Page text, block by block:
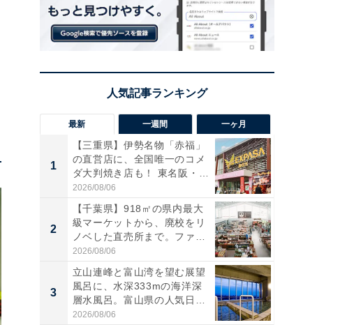
最新 一週間 一ヶ月
1
【三重県】伊勢名物「赤福」
の直営店に、全国唯一のコメ
ダ大判焼き店も！ 東名阪・
伊...
2026/08/06
2
【千葉県】918㎡の県内最大
級マーケットから、廃校をリ
ノベした直売所まで。ファ
ー...
2026/08/06
3
立山連峰と富山湾を望む展望
風呂に、水深333mの海洋深
層水風呂。富山県の人気日
帰...
2026/08/06